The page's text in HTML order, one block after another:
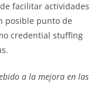
facilitar actividades
posible punto de
credential stuffing
a la mejora en las